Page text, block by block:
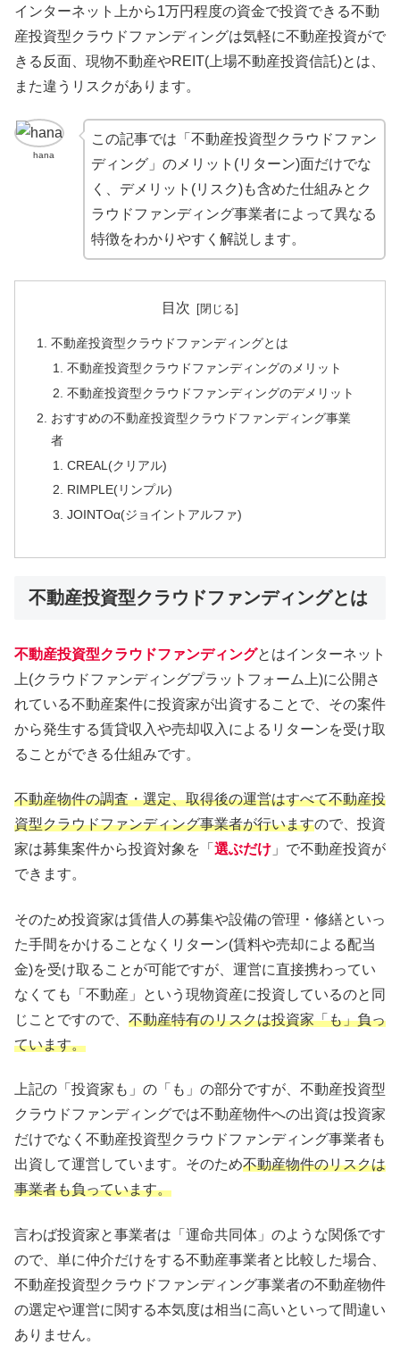
インターネット上から1万円程度の資金で投資できる不動
産投資型クラウドファンディングは気軽に不動産投資がで
きる反面、現物不動産やREIT(上場不動産投資信託)とは、
また違うリスクがあります。
hana
この記事では「不動産投資型クラウドファン
ディング」のメリット(リターン)面だけでな
く、デメリット(リスク)も含めた仕組みとク
ラウドファンディング事業者によって異なる
特徴をわかりやすく解説します。
目次
不動産投資型クラウドファンディングとは
不動産投資型クラウドファンディングのメリット
不動産投資型クラウドファンディングのデメリット
おすすめの不動産投資型クラウドファンディング事業
者
CREAL(クリアル)
RIMPLE(リンプル)
JOINTOα(ジョイントアルファ)
不動産投資型クラウドファンディングとは
不動産投資型クラウドファンディングとはインターネット
上(クラウドファンディングプラットフォーム上)に公開さ
れている不動産案件に投資家が出資することで、その案件
から発生する賃貸収入や売却収入によるリターンを受け取
ることができる仕組みです。
不動産物件の調査・選定、取得後の運営はすべて不動産投
資型クラウドファンディング事業者が行いますので、投資
家は募集案件から投資対象を「 選ぶだけ 」で不動産投資が
できます。
そのため投資家は賃借人の募集や設備の管理・修繕といっ
た手間をかけることなくリターン(賃料や売却による配当
金)を受け取ることが可能ですが、運営に直接携わってい
なくても「不動産」という現物資産に投資しているのと同
じことですので、 不動産特有のリスクは投資家「も」負っ
ています。
上記の「投資家も」の「も」の部分ですが、不動産投資型
クラウドファンディングでは不動産物件への出資は投資家
だけでなく不動産投資型クラウドファンディング事業者も
出資して運営しています。そのため不動産物件のリスクは
事業者も負っています。
言わば投資家と事業者は「運命共同体」のような関係です
ので、単に仲介だけをする不動産事業者と比較した場合、
不動産投資型クラウドファンディング事業者の不動産物件
の選定や運営に関する本気度は相当に高いといって間違い
ありません。